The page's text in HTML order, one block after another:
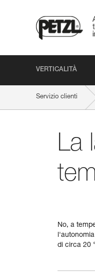
VERTICALITÀ
Servizio clienti
La
No, a
di circa 20